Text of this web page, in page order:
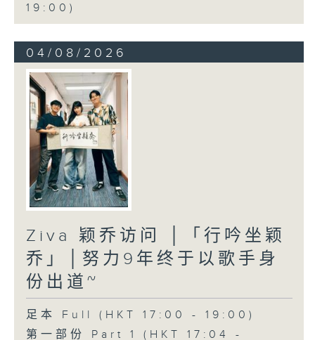
19:00)
04/08/2026
Ziva 颖乔访问 │「行吟坐颖
乔」│努力9年终于以歌手身
份出道~
足本 Full (HKT 17:00 - 19:00)
第一部份 Part 1 (HKT 17:04 -